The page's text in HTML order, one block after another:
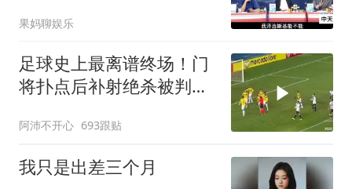
果妈聊娱乐
足球史上最离谱终场！门
将扑点后补射绝杀被判无
阿沛不开心 693跟贴
我只是出差三个月